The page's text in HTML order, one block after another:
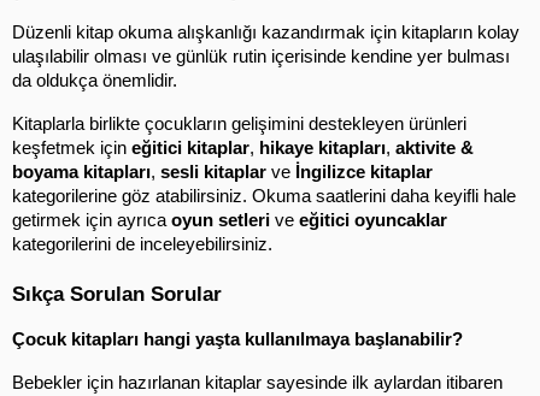
Düzenli kitap okuma alışkanlığı kazandırmak için kitapların kolay
ulaşılabilir olması ve günlük rutin içerisinde kendine yer bulması
da oldukça önemlidir.
Kitaplarla birlikte çocukların gelişimini destekleyen ürünleri
keşfetmek için eğitici kitaplar, hikaye kitapları, aktivite &
boyama kitapları, sesli kitaplar ve İngilizce kitaplar
kategorilerine göz atabilirsiniz. Okuma saatlerini daha keyifli hale
getirmek için ayrıca oyun setleri ve eğitici oyuncaklar
kategorilerini de inceleyebilirsiniz.
Sıkça Sorulan Sorular
Çocuk kitapları hangi yaşta kullanılmaya başlanabilir?
Bebekler için hazırlanan kitaplar sayesinde ilk aylardan itibaren